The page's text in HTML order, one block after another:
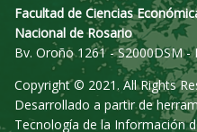
Facultad de Ciencias
Nacional de Rosario
Bv. Oroño 1261 - S2000DSM -
Copyright © 2021. All Rights
Desarrollado a partir de
Tecnología de la Información